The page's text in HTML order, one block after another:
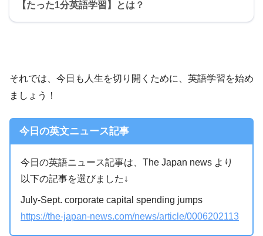
【たった1分英語学習】とは？
それでは、今日も人生を切り開くために、英語学習を始め
ましょう！
今日の英文ニュース記事
今日の英語ニュース記事は、The Japan news より
以下の記事を選びました↓
July-Sept. corporate capital spending jumps
https://the-japan-news.com/news/article/0006202113